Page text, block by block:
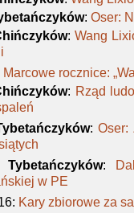
:Oser:
:Wang
Marcowe rocznice:
: Rząd
: Oser:
:
w PE
: Kary zbiorowe za